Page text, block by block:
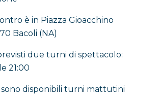
è in Piazza Gioacchino
Bacoli (NA)
due turni di spettacolo:
21:00
disponibili turni mattutini